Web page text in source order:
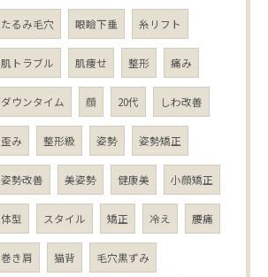
たるみ毛穴 眼瞼下垂 糸リフト
肌トラブル 肌痩せ 整形 痛み
ダウンタイム 顔 20代 しわ改善
歪み 整形級 姿勢 姿勢矯正
姿勢改善 美姿勢 健康美 小顔矯正
体型 スタイル 矯正 冷え 腰痛
巻き肩 猫背 毛穴黒ずみ